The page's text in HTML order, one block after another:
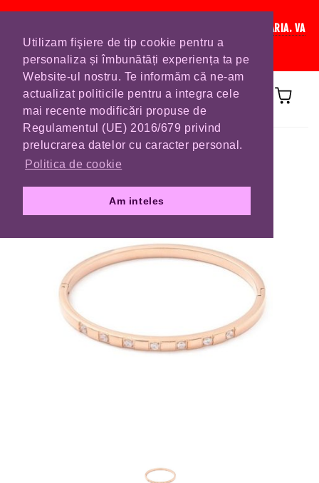
Utilizam fişiere de tip cookie pentru a
personaliza și îmbunătăți experiența ta pe
Website-ul nostru. Te informăm că ne-am
actualizat politicile pentru a integra cele
mai recente modificări propuse de
Regulamentul (UE) 2016/679 privind
prelucrarea datelor cu caracter personal.
Politica de cookie
Am inteles
IN CURAND INCHIDEM LISTA DE COMENZI PENTRU SFANTA MARIA. VA
RUGAM SA VA PLASATI COMENZILE DIN TIMP.
Prima pagină BRATARI